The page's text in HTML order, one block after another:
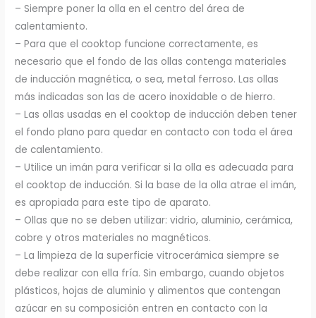
– Siempre poner la olla en el centro del área de
calentamiento.
– Para que el cooktop funcione correctamente, es
necesario que el fondo de las ollas contenga materiales
de inducción magnética, o sea, metal ferroso. Las ollas
más indicadas son las de acero inoxidable o de hierro.
– Las ollas usadas en el cooktop de inducción deben tener
el fondo plano para quedar en contacto con toda el área
de calentamiento.
– Utilice un imán para verificar si la olla es adecuada para
el cooktop de inducción. Si la base de la olla atrae el imán,
es apropiada para este tipo de aparato.
– Ollas que no se deben utilizar: vidrio, aluminio, cerámica,
cobre y otros materiales no magnéticos.
– La limpieza de la superficie vitrocerámica siempre se
debe realizar con ella fría. Sin embargo, cuando objetos
plásticos, hojas de aluminio y alimentos que contengan
azúcar en su composición entren en contacto con la